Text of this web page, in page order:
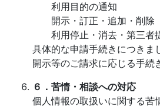
利用目的の通知
開示・訂正・追加・削除
利用停止・消去・第三者
具体的な申請手続きにつきま
開示等のご請求に応じる手続
６．苦情・相談への対応
個人情報の取扱いに関する苦